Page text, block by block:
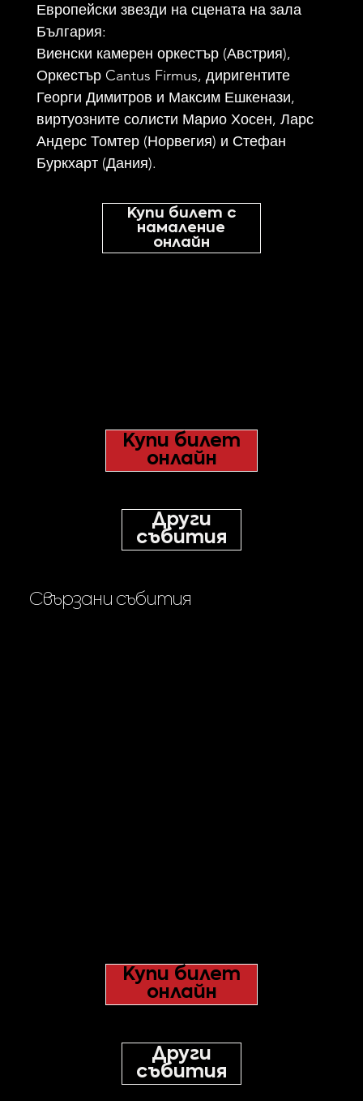
Европейски звезди на сцената на зала
България:
Виенски камерен оркестър (Австрия),
Оркестър Cantus Firmus, диригентите
Георги Димитров и Максим Ешкенази,
виртуозните солисти Марио Хосен, Ларс
Андерс Томтер (Норвегия) и Стефан
Буркхарт (Дания).
Купи билет с
намаление
онлайн
Купи билет
онлайн
Други
събития
Свързани събития
Купи билет
онлайн
Други
събития